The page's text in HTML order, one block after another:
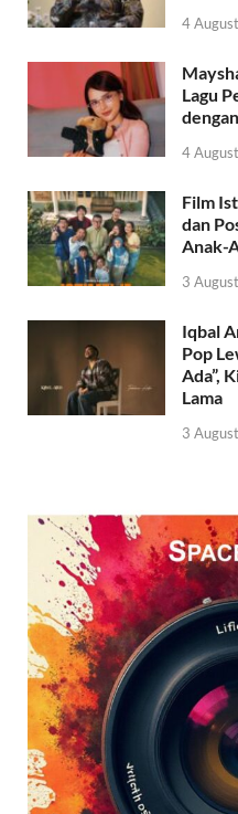
4
Lagu
4
Film
dan
Anak-
3
Iqbal
Pop
Ada”,
Lama
3